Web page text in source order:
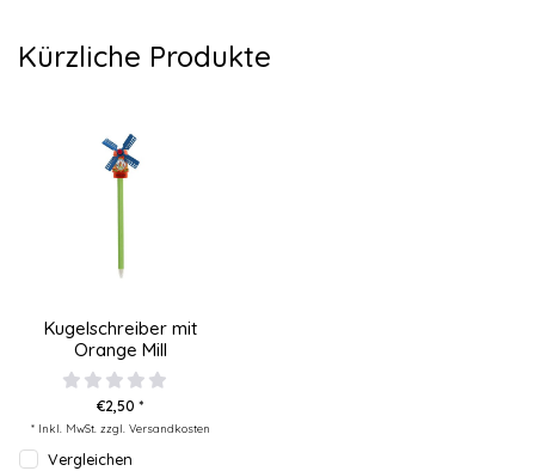
Kürzliche Produkte
Kugelschreiber mit
Orange Mill
€2,50 *
* Inkl. MwSt. zzgl. Versandkosten
Vergleichen